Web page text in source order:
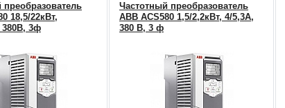
преобразователь
18,5/22кВт,
380В, 3ф
Частотный преобразователь
ABB ACS580 1,5/2,2кВт, 4/5,3А,
380 В, 3 ф